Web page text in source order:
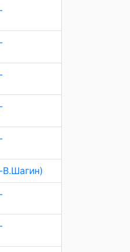
В.Шагин)